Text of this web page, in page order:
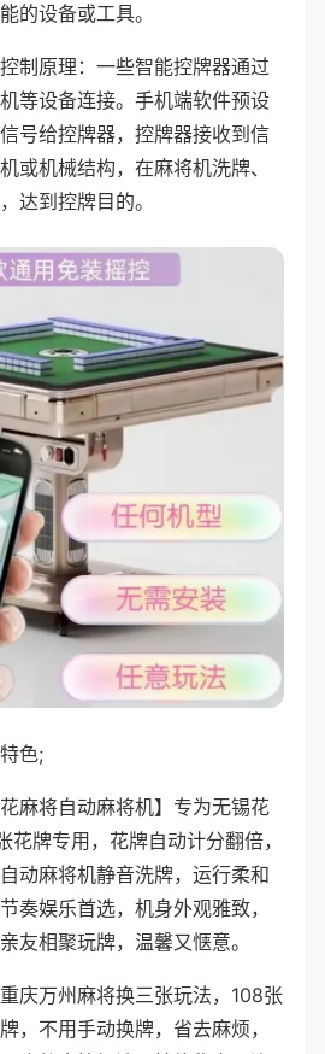
的设备或工具。
制原理：一些智能控牌器通过
等设备连接。手机端软件预设
号给控牌器，控牌器接收到信
或机械结构，在麻将机洗牌、
达到控牌目的。
色;
花麻将自动麻将机】专为无锡花
花牌专用，花牌自动计分翻倍，
动麻将机静音洗牌，运行柔和
奏娱乐首选，机身外观雅致，
友相聚玩牌，温馨又惬意。
庆万州麻将换三张玩法，108张
，不用手动换牌，省去麻烦，